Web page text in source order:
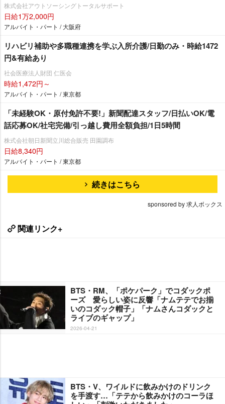
株式会社アウトソーシングトータルサポート
日給1万2,000円
アルバイト・パート / 大阪府
リハビリ補助や多職種連携を学ぶ入所介護/日勤のみ・時給1472
円&有給あり
社会医療法人財団 仁医会
時給1,472円～
アルバイト・パート / 東京都
「未経験OK・原付免許不要!」新聞配達スタッフ/日払いOK/電
話応募OK/社宅完備/引っ越し費用全額負担/1日5時間
株式会社朝日新聞立川総合販売 田園調布
日給8,340円
アルバイト・パート / 東京都
続きはこちら
sponsored by 求人ボックス
関連リンク+
BTS・RM、「ポケパーク」でコダックポ
ーズ 愛らしい姿に反響「ナムテテでお揃
いのコダック帽子」「ナムさんコダックと
ライブのギャップ」
2026-04-21
BTS・V、ワイルドに飲みかけのドリンク
を手渡す…「テテから飲みかけのコーラほ